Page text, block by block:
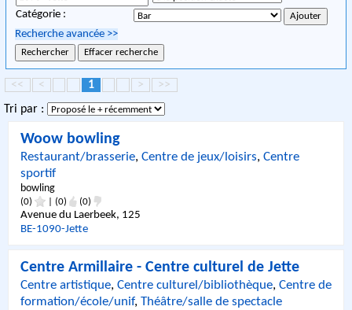
Catégorie :
Recherche avancée >>
<< < 1 >
>>
Tri par :
Woow bowling
Restaurant/brasserie,Centre de jeux/loisirs,Centre
sportif
bowling
(0) (0) (0)
Avenue du Laerbeek, 125
BE-1090-Jette
Centre Armillaire - Centre culturel de Jette
Centre artistique,Centre culturel/bibliothèque,Centre de
formation/école/unif,Théâtre/salle de spectacle